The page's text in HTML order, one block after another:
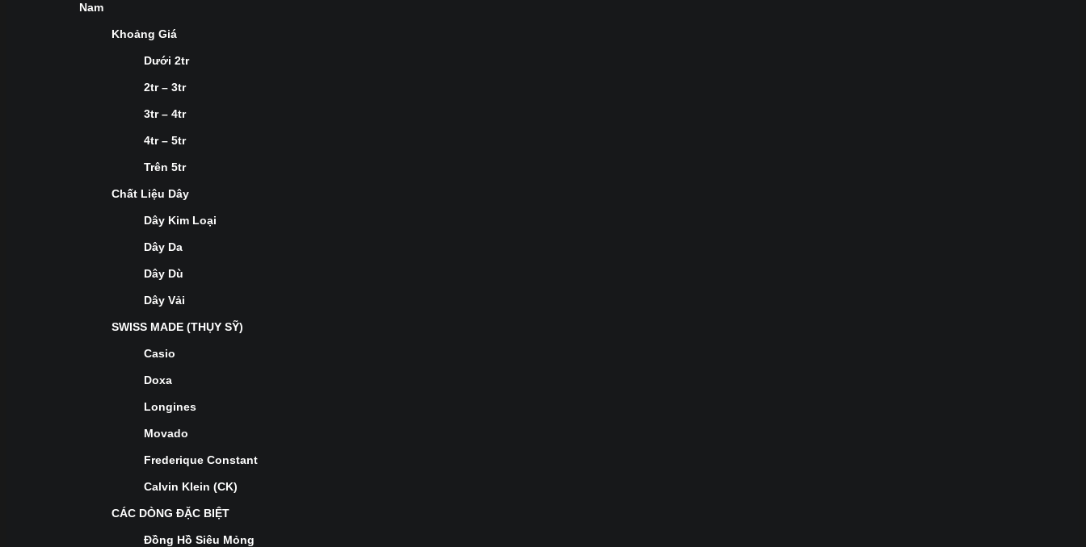
Nam
Khoảng Giá
Dưới 2tr
2tr – 3tr
3tr – 4tr
4tr – 5tr
Trên 5tr
Chất Liệu Dây
Dây Kim Loại
Dây Da
Dây Dù
Dây Vải
SWISS MADE (THỤY SỸ)
Casio
Doxa
Longines
Movado
Frederique Constant
Calvin Klein (CK)
CÁC DÒNG ĐẶC BIỆT
Đồng Hồ Siêu Mỏng